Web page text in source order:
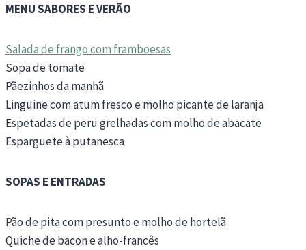
MENU SABORES E VERÃO
Salada de frango com framboesas
Sopa de tomate
Pãezinhos da manhã
Linguine com atum fresco e molho picante de laranja
Espetadas de peru grelhadas com molho de abacate
Esparguete à putanesca
SOPAS E ENTRADAS
Pão de pita com presunto e molho de hortelã
Quiche de bacon e alho-francês